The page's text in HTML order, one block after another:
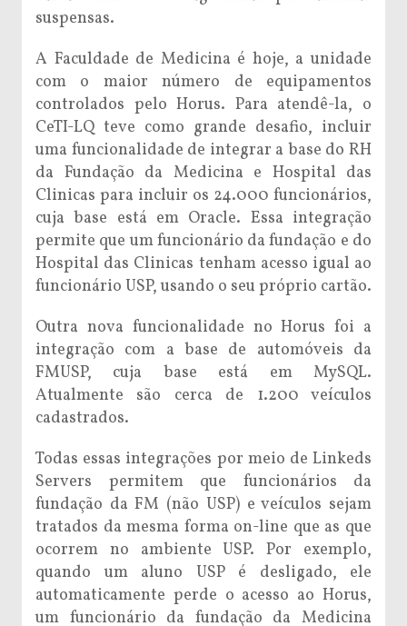
suspensas.
A Faculdade de Medicina é hoje, a unidade
com o maior número de equipamentos
controlados pelo Horus. Para atendê-la, o
CeTI-LQ teve como grande desafio, incluir
uma funcionalidade de integrar a base do RH
da Fundação da Medicina e Hospital das
Clinicas para incluir os 24.000 funcionários,
cuja base está em Oracle. Essa integração
permite que um funcionário da fundação e do
Hospital das Clinicas tenham acesso igual ao
funcionário USP, usando o seu próprio cartão.
Outra nova funcionalidade no Horus foi a
integração com a base de automóveis da
FMUSP, cuja base está em MySQL.
Atualmente são cerca de 1.200 veículos
cadastrados.
Todas essas integrações por meio de Linkeds
Servers permitem que funcionários da
fundação da FM (não USP) e veículos sejam
tratados da mesma forma on-line que as que
ocorrem no ambiente USP. Por exemplo,
quando um aluno USP é desligado, ele
automaticamente perde o acesso ao Horus,
um funcionário da fundação da Medicina